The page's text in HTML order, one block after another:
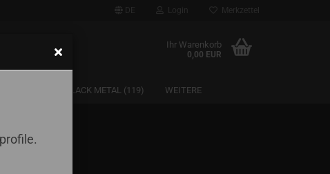
DE Login Merkzettel
Ihr Warenkorb
0,00 EUR
SAARLAND BLACK METAL (119) WEITERE